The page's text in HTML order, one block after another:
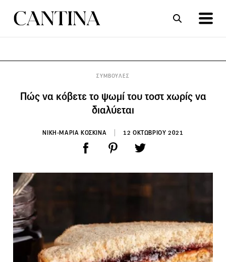
ΣΥΜΒΟΥΛΕΣ
Πώς να κόβετε το ψωμί του τοστ χωρίς να
διαλύεται
ΝΙΚΗ-ΜΑΡΙΑ ΚΟΣΚΙΝΑ 12 ΟΚΤΩΒΡΙΟΥ 2021